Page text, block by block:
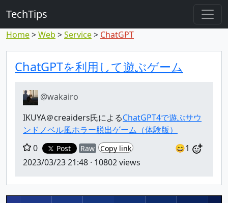
TechTips
Home Web Service ChatGPT
対象のコメント
トピックと対象コメント
ChatGPTを利用して遊ぶゲーム
@wakairo
IKUYA＠creaiders氏によるChatGPT4で遊ぶサウ
ンドノベル風ホラー脱出ゲーム（体験版）
0
Post Raw Copy link
😄1
2023/03/23 21:48 · 10802 views